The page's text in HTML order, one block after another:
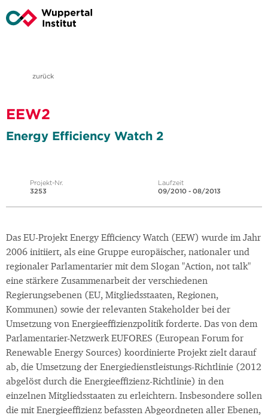
zurück
EEW2
Energy Efficiency Watch 2
Projekt-Nr.
3253
Laufzeit
09/2010 - 08/2013
Das EU-Projekt Energy Efficiency Watch (EEW) wurde im Jahr
2006 initiiert, als eine Gruppe europäischer, nationaler und
regionaler Parlamentarier mit dem Slogan "Action, not talk"
eine stärkere Zusammenarbeit der verschiedenen
Regierungsebenen (EU, Mitgliedsstaaten, Regionen,
Kommunen) sowie der relevanten Stakeholder bei der
Umsetzung von Energieeffizienzpolitik forderte. Das von dem
Parlamentarier-Netzwerk EUFORES (European Forum for
Renewable Energy Sources) koordinierte Projekt zielt darauf
ab, die Umsetzung der Energiedienstleistungs-Richtlinie (2012
abgelöst durch die Energieeffizienz-Richtlinie) in den
einzelnen Mitgliedsstaaten zu erleichtern. Insbesondere sollen
die mit Energieeffizienz befassten Abgeordneten aller Ebenen,